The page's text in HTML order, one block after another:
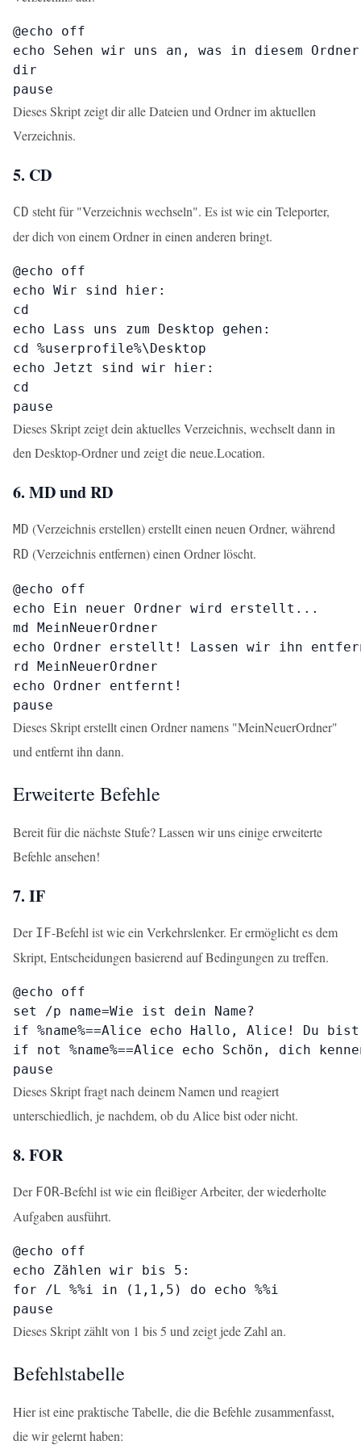
@echo off
echo Sehen wir uns an, was in diesem
dir
pause
Dieses Skript zeigt dir alle Dateien und Ordner im aktuellen
Verzeichnis.
5. CD
CD steht für "Verzeichnis wechseln". Es ist wie ein Teleporter,
der dich von einem Ordner in einen anderen bringt.
@echo off
echo Wir sind hier:
cd
echo Lass uns zum Desktop gehen:
cd %userprofile%\Desktop
echo Jetzt sind wir hier:
cd
pause
Dieses Skript zeigt dein aktuelles Verzeichnis, wechselt dann in
den Desktop-Ordner und zeigt die neue.Location.
6. MD und RD
MD (Verzeichnis erstellen) erstellt einen neuen Ordner, während
RD (Verzeichnis entfernen) einen Ordner löscht.
@echo off
echo Ein neuer Ordner wird erstellt...
md MeinNeuerOrdner
echo Ordner erstellt! Lassen wir ihn
rd MeinNeuerOrdner
echo Ordner entfernt!
pause
Dieses Skript erstellt einen Ordner namens "MeinNeuerOrdner"
und entfernt ihn dann.
Erweiterte Befehle
Bereit für die nächste Stufe? Lassen wir uns einige erweiterte
Befehle ansehen!
7. IF
Der IF-Befehl ist wie ein Verkehrslenker. Er ermöglicht es dem
Skript, Entscheidungen basierend auf Bedingungen zu treffen.
@echo off
set /p name=Wie ist dein Name?
if %name%==Alice echo Hallo, Alice! Du
if not %name%==Alice echo Schön, dich
pause
Dieses Skript fragt nach deinem Namen und reagiert
unterschiedlich, je nachdem, ob du Alice bist oder nicht.
8. FOR
Der FOR-Befehl ist wie ein fleißiger Arbeiter, der wiederholte
Aufgaben ausführt.
@echo off
echo Zählen wir bis 5:
for /L %%i in (1,1,5) do echo %%i
pause
Dieses Skript zählt von 1 bis 5 und zeigt jede Zahl an.
Befehlstabelle
Hier ist eine praktische Tabelle, die die Befehle zusammenfasst,
die wir gelernt haben: